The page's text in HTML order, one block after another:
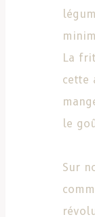
La
cette
le
Sur